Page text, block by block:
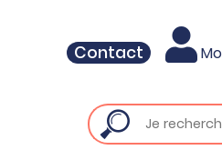
Contact